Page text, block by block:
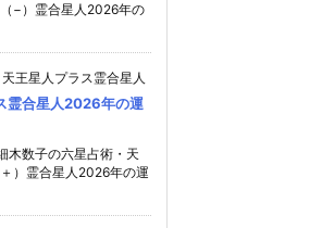
−）霊合星人2026年の
天王星人プラス霊合星人
霊合星人2026年の運
木数子の六星占術・天
）霊合星人2026年の運